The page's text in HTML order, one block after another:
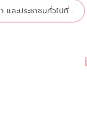
ละประชาชนทั่วไปที่